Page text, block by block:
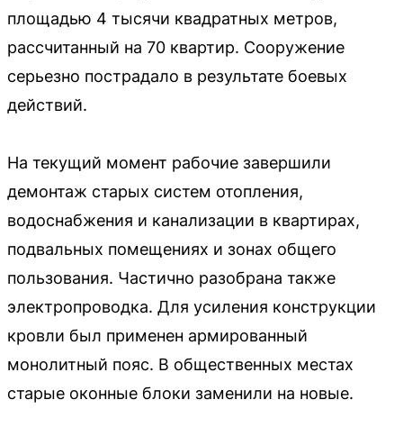
площадью 4 тысячи квадратных метров,
рассчитанный на 70 квартир. Сооружение
серьезно пострадало в результате боевых
действий.
На текущий момент рабочие завершили
демонтаж старых систем отопления,
водоснабжения и канализации в квартирах,
подвальных помещениях и зонах общего
пользования. Частично разобрана также
электропроводка. Для усиления конструкции
кровли был применен армированный
монолитный пояс. В общественных местах
старые оконные блоки заменили на новые.